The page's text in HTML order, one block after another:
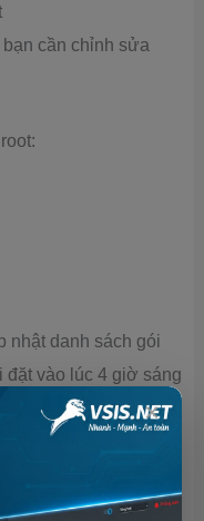
cần chỉnh sửa
nhật danh sách gói
đặt vào lúc 4 giờ sáng
apt upgrade
×